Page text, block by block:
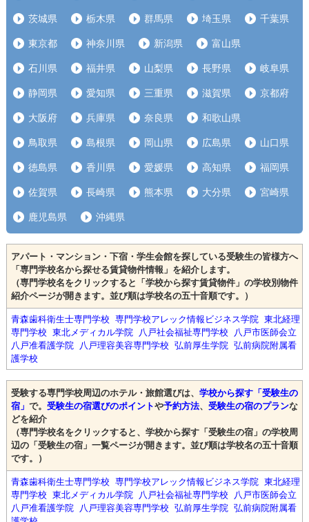
茨城県 栃木県 群馬県 埼玉県 千葉県
東京都 神奈川県 新潟県 富山県
石川県 福井県 山梨県 長野県 岐阜県
静岡県 愛知県 三重県 滋賀県 京都府
大阪府 兵庫県 奈良県 和歌山県
鳥取県 島根県 岡山県 広島県 山口県
徳島県 香川県 愛媛県 高知県 福岡県
佐賀県 長崎県 熊本県 大分県 宮崎県
鹿児島県 沖縄県
アパート・マンション・下宿・学生会館を探している受験生の皆様方へ
「専門学校名から探せる賃貸物件情報」を紹介します。
（専門学校名をクリックすると「学校から探す賃貸物件」の学校別物件
紹介ページが開きます。並び順は学校名の五十音順です。）
青森歯科衛生士専門学校 専門学校アレック情報ビジネス学院 東北経理
専門学校 東北メディカル学院 八戸社会福祉専門学校
八戸市医師会立
八戸准看護学院
八戸理容美容専門学校 弘前厚生学院 弘前病院附属看
護学校
受験する専門学校周辺のホテル・旅館選びは、 学校から探す「受験生の
宿」 で。 受験生の宿選びのポイントや予約方法、 受験生の宿のプランな
どを紹介
（専門学校名をクリックすると、学校から探す「受験生の宿」の学校周
辺の「受験生の宿」一覧ページが開きます。並び順は学校名の五十音順
です。）
青森歯科衛生士専門学校 専門学校アレック情報ビジネス学院 東北経理
専門学校 東北メディカル学院 八戸社会福祉専門学校
八戸市医師会立
八戸准看護学院
八戸理容美容専門学校 弘前厚生学院 弘前病院附属看